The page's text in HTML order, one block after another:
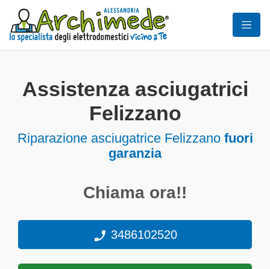
Assistenza asciugatrici
Felizzano
Riparazione asciugatrice Felizzano fuori
garanzia
Chiama ora!!
3486102520